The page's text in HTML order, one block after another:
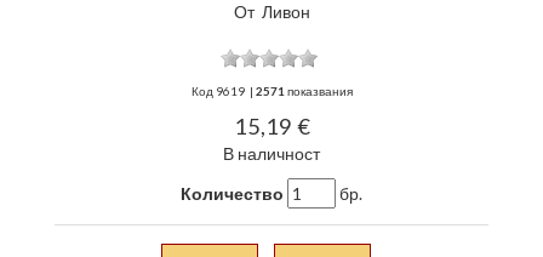
От Ливон
Код 9619 | 2571 показвания
15,19 €
В наличност
Количество
бр.